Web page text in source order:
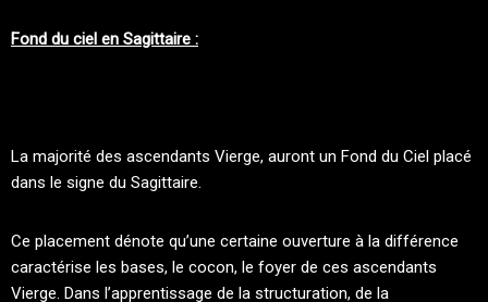
Fond du ciel en Sagittaire :
La majorité des ascendants Vierge, auront un Fond du Ciel placé
dans le signe du Sagittaire.
Ce placement dénote qu’une certaine ouverture à la différence
caractérise les bases, le cocon, le foyer de ces ascendants
Vierge. Dans l’apprentissage de la structuration, de la